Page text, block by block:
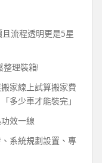
流程透明更是5星
整理裝箱!
家線上試算搬家費
多少車才能裝完」
效一線
系統規劃設置、專